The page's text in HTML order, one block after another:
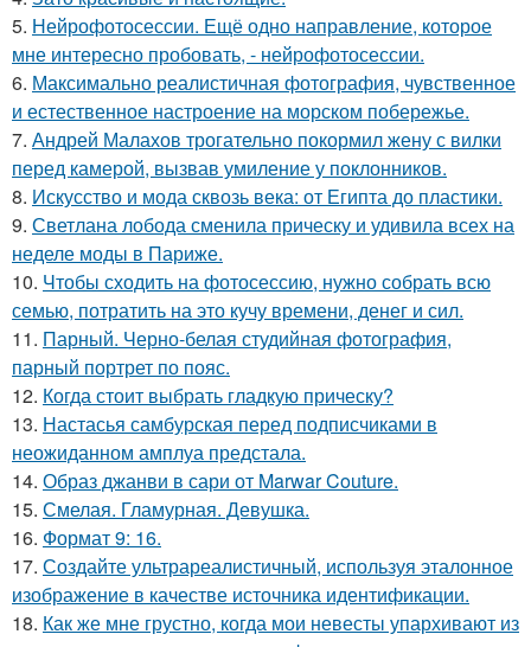
5. Нейрофотосессии. Ещё одно направление, которое
мне интересно пробовать, - нейрофотосессии.
6. Максимально реалистичная фотография, чувственное
и естественное настроение на морском побережье.
7. Андрей Малахов трогательно покормил жену с вилки
перед камерой, вызвав умиление у поклонников.
8. Искусство и мода сквозь века: от Египта до пластики.
9. Светлана лобода сменила прическу и удивила всех на
неделе моды в Париже.
10. Чтобы сходить на фотосессию, нужно собрать всю
семью, потратить на это кучу времени, денег и сил.
11. Парный. Черно-белая студийная фотография,
парный портрет по пояс.
12. Когда стоит выбрать гладкую прическу?
13. Настасья самбурская перед подписчиками в
неожиданном амплуа предстала.
14. Образ джанви в сари от Marwar Couture.
15. Смелая. Гламурная. Девушка.
16. Формат 9: 16.
17. Создайте ультрареалистичный, используя эталонное
изображение в качестве источника идентификации.
18. Как же мне грустно, когда мои невесты упархивают из